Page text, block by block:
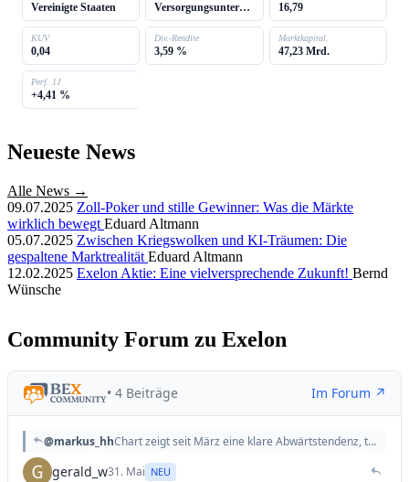
Vereinigte Staaten Versorgungsunternehmen 16,79
KUV
0,04
Div.-Rendite
3,59 %
Marktkapital.
47,23 Mrd.
Perf. 1J
+4,41 %
Neueste News
Alle News →
09.07.2025 Zoll-Poker und stille Gewinner: Was die Märkte
wirklich bewegt Eduard Altmann
05.07.2025 Zwischen Kriegswolken und KI-Träumen: Die
gespaltene Marktrealität Eduard Altmann
12.02.2025 Exelon Aktie: Eine vielversprechende Zukunft! Bernd
Wünsche
Community Forum zu Exelon